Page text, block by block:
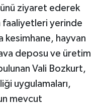
ziyaret ederek
faaliyetleri yerinde
kesimhane, hayvan
deposu ve üretim
Vali Bozkurt,
uygulamaları,
mevcut